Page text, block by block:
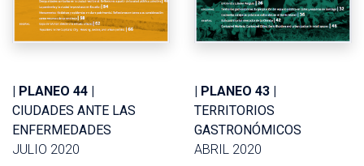
| PLANEO 44 |
CIUDADES ANTE LAS
ENFERMEDADES
JULIO 2020
| PLANEO 43 |
TERRITORIOS
GASTRONÓMICOS
ABRIL 2020